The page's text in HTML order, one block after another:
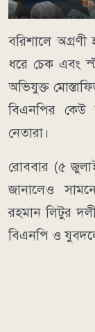
বরিশালে অগ্রণী
ধরে চেক এবং
অভিযুক্ত
বিএনপির কেউ
নেতারা।
রোববার (৫
জানালেও
রহমান লিটুর
বিএনপি ও